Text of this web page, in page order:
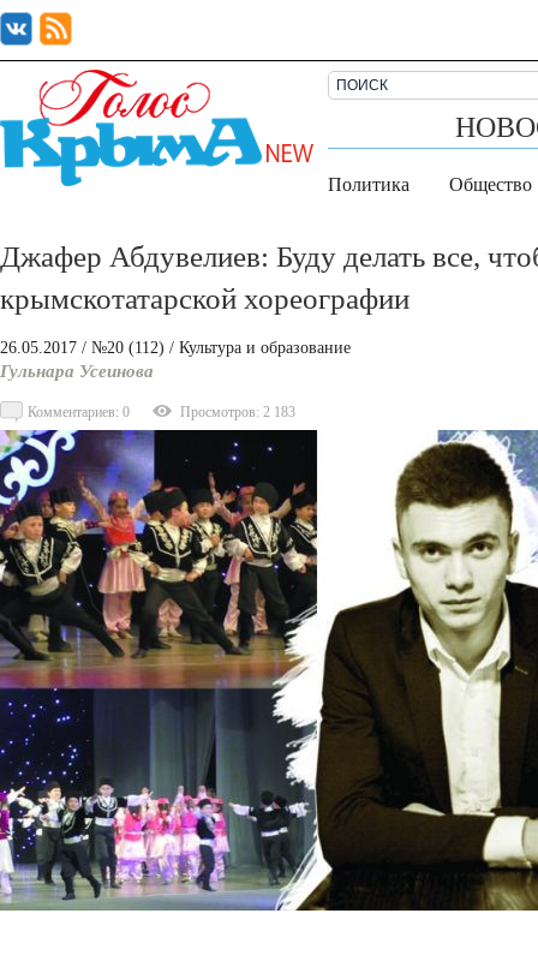
Политика Общество
Джафер Абдувелиев: Буду делать все,
крымскотатарской хореографии
26.05.2017 / №20 (112) / Культура и образование
Гульнара Усеинова
Комментариев: 0 Просмотров: 2 183